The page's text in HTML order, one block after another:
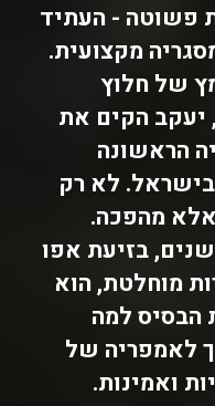
פשוטה - העתיד
מקצועית.
של חלוץ
יעקב הקים את
הראשונה
לא רק
מהפכה.
בזיעת אפו
מוחלטת, הוא
הבסיס למה
לאמפריה של
ואמינות.